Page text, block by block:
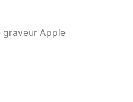
graveur Apple